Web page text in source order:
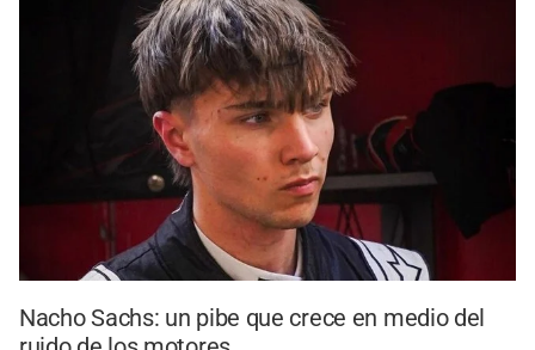
Nacho Sachs: un pibe que crece en medio del